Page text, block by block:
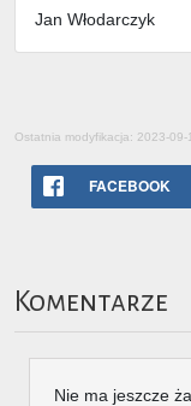
Jan Włodarczyk
Ostatnia modyfikacja: 2023-
FACEBOOK
Komentarze
Nie ma jeszcze